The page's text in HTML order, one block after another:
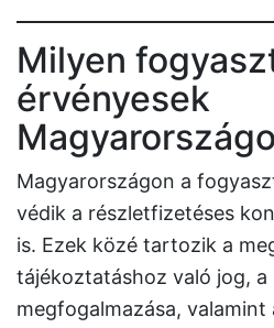
Milyen
érvényesek
Magyarországon a
védik a részletfizetéses
is. Ezek közé tartozik a
tájékoztatáshoz való jog, a
megfogalmazása, valamint